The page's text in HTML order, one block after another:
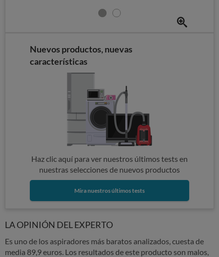
Nuevos productos, nuevas
características
Haz clic aquí para ver nuestros últimos tests en
nuestras selecciones de nuevos productos
Mira nuestros últimos tests
LA OPINIÓN DEL EXPERTO
Es uno de los aspiradores más baratos analizados, cuesta de
media 89,9 euros. Los resultados de este producto son malos,